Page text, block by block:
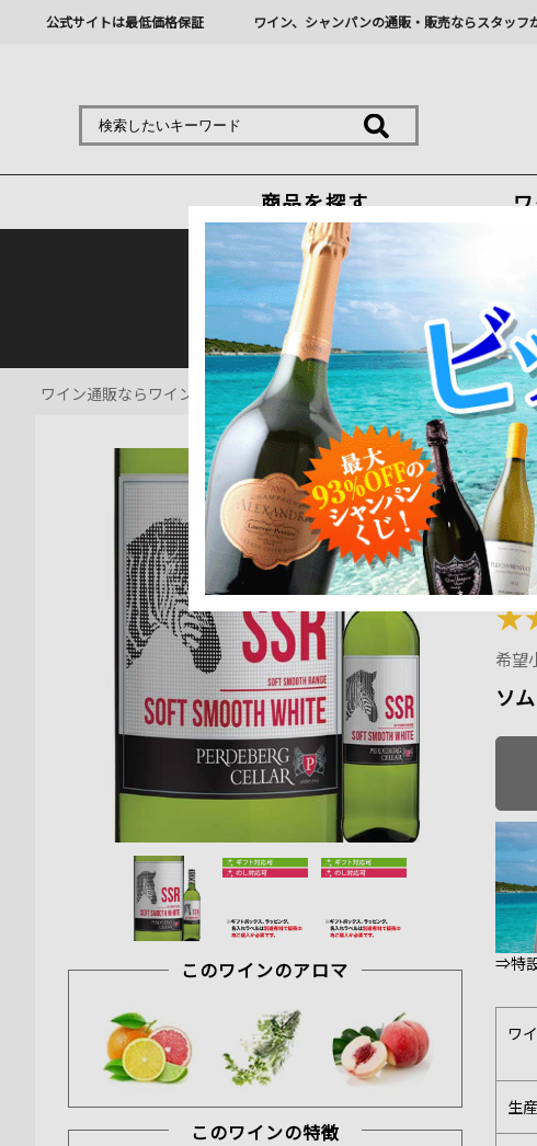
公式サイトは最低価格保証 ワイン、シャンパンの通販・販売ならスタッ
商品を探す
最
熊本地震の影響により九州
ワイン通販ならワインショップソムリエ > 白ワイン通販 > SSR・ホワ
このワインのアロマ
このワインの特徴
口
商品
品切
★
希望
ソ
⇒特
ワ
生